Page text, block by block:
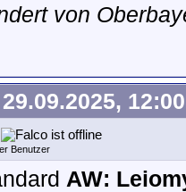
von
29.09.2025, 12:00
Benutzer
AW: